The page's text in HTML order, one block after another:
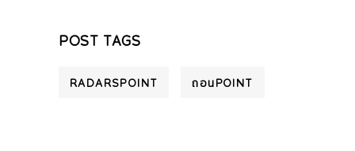
POST TAGS
RADARSPOINT ถอนPOINT